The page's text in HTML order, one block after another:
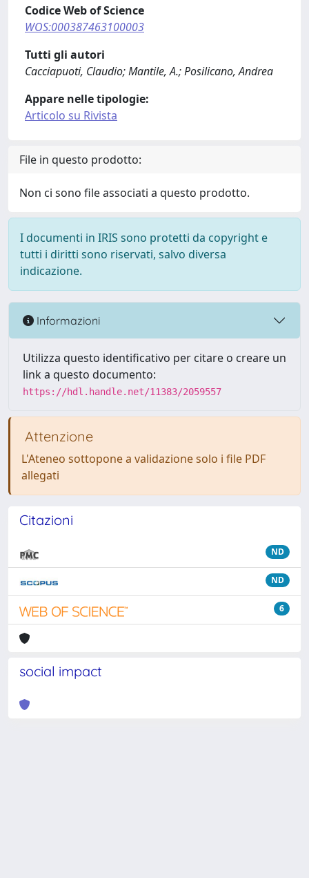
Codice Web of Science
WOS:000387463100003
Tutti gli autori
Cacciapuoti, Claudio; Mantile, A.; Posilicano, Andrea
Appare nelle tipologie:
Articolo su Rivista
File in questo prodotto:
Non ci sono file associati a questo prodotto.
I documenti in IRIS sono protetti da copyright e
tutti i diritti sono riservati, salvo diversa
indicazione.
Informazioni
Utilizza questo identificativo per citare o creare un
link a questo documento:
https://hdl.handle.net/11383/2059557
Attenzione
L'Ateneo sottopone a validazione solo i file PDF
allegati
Citazioni
ND
ND
6
social impact